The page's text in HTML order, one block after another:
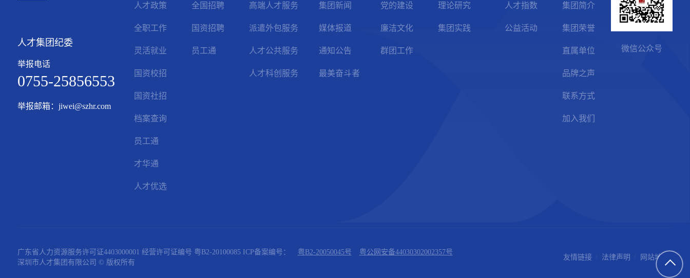
人才集团纪委
举报电话
0755-25856553
举报邮箱：jiwei@szhr.com
人才政策
全职工作
灵活就业
国资校招
国资社招
档案查询
员工通
才华通
人才优选
全国招聘
国资招聘
员工通
高端人才服务
派遣外包服务
人才公共服务
人才科创服务
集团新闻
媒体报道
通知公告
最美奋斗者
党的建设
廉洁文化
群团工作
理论研究
集团实践
人才指数
公益活动
集团简介
集团荣誉
直属单位
品牌之声
联系方式
加入我们
微信公众号
广东省人力资源服务许可证4403000001 经营许可证编号 粤B2-20100085 ICP备案编号： 粤B2-20050045号
粤公网安备44030302002357号
深圳市人才集团有限公司 © 版权所有
友情链接 法律声明 网站地图